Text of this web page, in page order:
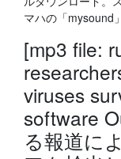
マハの「mysound
[mp3 file:
viruses
software
る報道に